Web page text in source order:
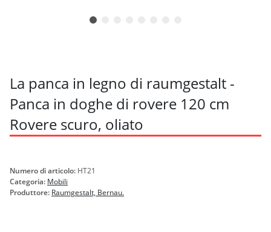
La panca in legno di raumgestalt -
Panca in doghe di rovere 120 cm
Rovere scuro, oliato
Numero di articolo: HT21
Categoria: Mobili
Produttore: Raumgestalt, Bernau.